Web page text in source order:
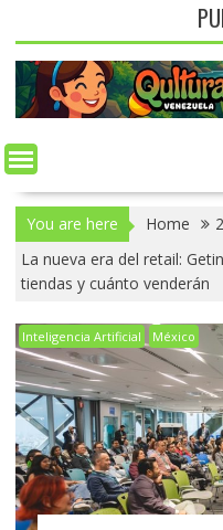
You are here Home
La nueva era del retail:
tiendas y cuánto venderán
Inteligencia Artificial México